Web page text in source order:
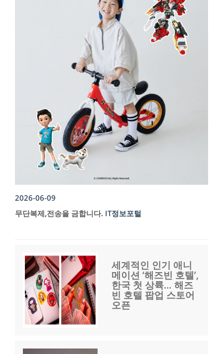
2026-06-09
무단복제,전송을 금합니다. IT정보포털
세계적인 인기 애니
메이션 ‘해즈빈 호텔’,
한국 첫 상륙… 해즈
빈 호텔 팝업 스토어
오픈